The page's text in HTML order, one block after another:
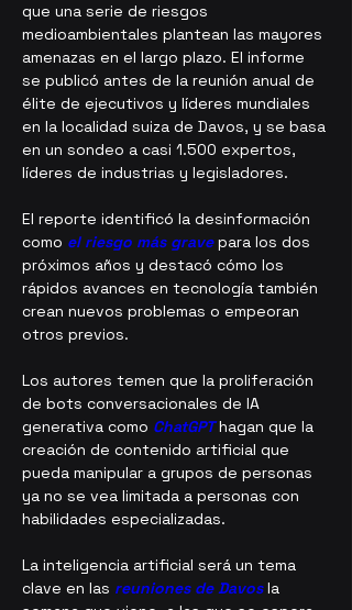
que una serie de riesgos
medioambientales plantean las mayores
amenazas en el largo plazo. El informe
se publicó antes de la reunión anual de
élite de ejecutivos y líderes mundiales
en la localidad suiza de Davos, y se basa
en un sondeo a casi 1.500 expertos,
líderes de industrias y legisladores.
El reporte identificó la desinformación
como el riesgo más grave para los dos
próximos años y destacó cómo los
rápidos avances en tecnología también
crean nuevos problemas o empeoran
otros previos.
Los autores temen que la proliferación
de bots conversacionales de IA
generativa como ChatGPT hagan que la
creación de contenido artificial que
pueda manipular a grupos de personas
ya no se vea limitada a personas con
habilidades especializadas.
La inteligencia artificial será un tema
clave en las reuniones de Davos la